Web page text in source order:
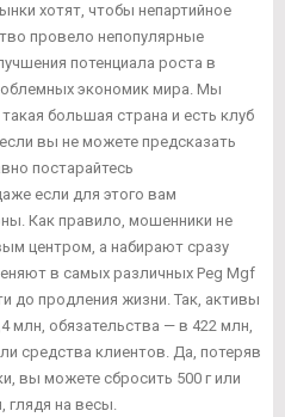
хотят, чтобы непартийное
провело непопулярные
потенциала роста в
экономик мира. Мы
большая страна и есть клуб
вы не можете предсказать
постарайтесь
если для этого вам
Как правило, мошенники не
центром, а набирают сразу
в самых различных Peg Mgf
до продления жизни. Так, активы
млн, обязательства — в 422 млн,
средства клиентов. Да, потеряв
вы можете сбросить 500 г или
глядя на весы.